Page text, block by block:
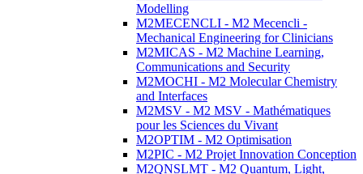
Modelling
M2MECENCLI - M2 Mecencli -
Mechanical Engineering for Clinicians
M2MICAS - M2 Machine Learning,
Communications and Security
M2MOCHI - M2 Molecular Chemistry
and Interfaces
M2MSV - M2 MSV - Mathématiques
pour les Sciences du Vivant
M2OPTIM - M2 Optimisation
M2PIC - M2 Projet Innovation Conception
M2QNSLMT - M2 Quantum, Light,